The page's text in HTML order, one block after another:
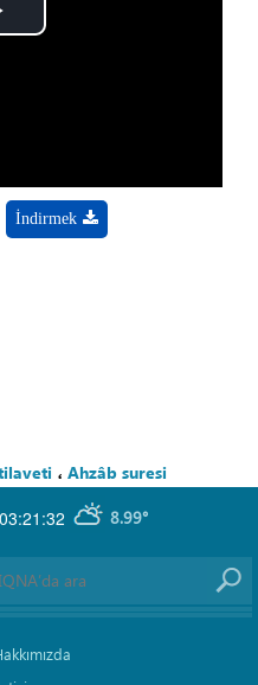
İndirmek
، Ahzâb suresi
8.99°